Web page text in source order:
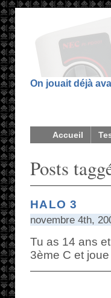
On jouait déjà
Accueil
Posts
HALO 3
novembre 4th,
Tu as 14 ans
3ème C et joue